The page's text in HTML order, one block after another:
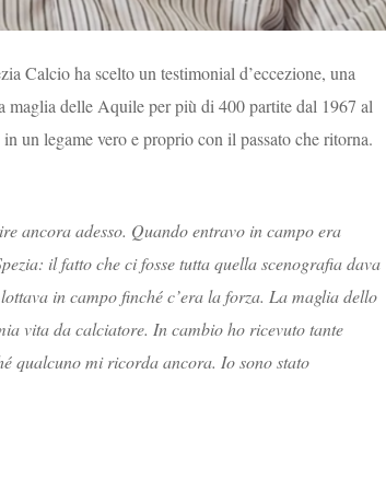
Calcio ha scelto un testimonial d’eccezione, una
maglia delle Aquile per più di 400 partite dal 1967 al
un legame vero e proprio con il passato che ritorna.
ancora adesso. Quando entravo in campo era
il fatto che ci fosse tutta quella scenografia dava
in campo finché c’era la forza. La maglia dello
vita da calciatore. In cambio ho ricevuto tante
qualcuno mi ricorda ancora. Io sono stato